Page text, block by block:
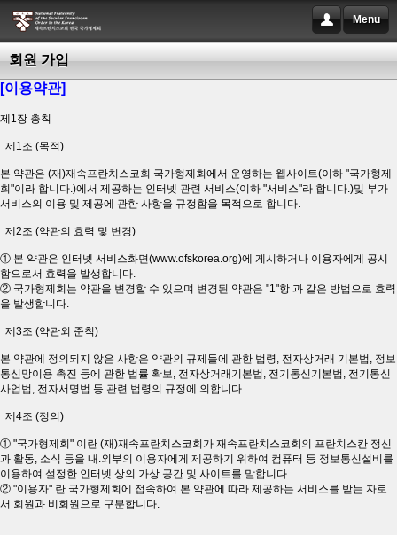
Menu
회원 가입
[이용약관]
제1장 총칙
제1조 (목적)
본 약관은 (재)재속프란치스코회 국가형제회에서 운영하는 웹사이트(이하 "국가형제
회"이라 합니다.)에서 제공하는 인터넷 관련 서비스(이하 "서비스"라 합니다.)및 부가
서비스의 이용 및 제공에 관한 사항을 규정함을 목적으로 합니다.
제2조 (약관의 효력 및 변경)
① 본 약관은 인터넷 서비스화면(www.ofskorea.org)에 게시하거나 이용자에게 공시
함으로서 효력을 발생합니다.
② 국가형제회는 약관을 변경할 수 있으며 변경된 약관은 "1"항 과 같은 방법으로 효력
을 발생합니다.
제3조 (약관외 준칙)
본 약관에 정의되지 않은 사항은 약관의 규제들에 관한 법령, 전자상거래 기본법, 정보
통신망이용 촉진 등에 관한 법률 확보, 전자상거래기본법, 전기통신기본법, 전기통신
사업법, 전자서명법 등 관련 법령의 규정에 의합니다.
제4조 (정의)
① "국가형제회" 이란 (재)재속프란치스코회가 재속프란치스코회의 프란치스칸 정신
과 활동, 소식 등을 내.외부의 이용자에게 제공하기 위하여 컴퓨터 등 정보통신설비를
이용하여 설정한 인터넷 상의 가상 공간 및 사이트를 말합니다.
② "이용자" 란 국가형제회에 접속하여 본 약관에 따라 제공하는 서비스를 받는 자로
서 회원과 비회원으로 구분합니다.